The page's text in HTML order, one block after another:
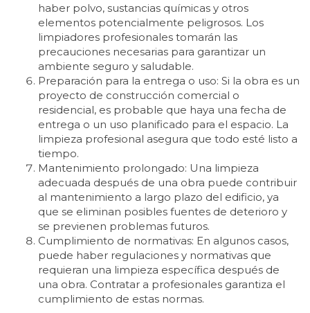
haber polvo, sustancias químicas y otros
elementos potencialmente peligrosos. Los
limpiadores profesionales tomarán las
precauciones necesarias para garantizar un
ambiente seguro y saludable.
Preparación para la entrega o uso: Si la obra es un
proyecto de construcción comercial o
residencial, es probable que haya una fecha de
entrega o un uso planificado para el espacio. La
limpieza profesional asegura que todo esté listo a
tiempo.
Mantenimiento prolongado: Una limpieza
adecuada después de una obra puede contribuir
al mantenimiento a largo plazo del edificio, ya
que se eliminan posibles fuentes de deterioro y
se previenen problemas futuros.
Cumplimiento de normativas: En algunos casos,
puede haber regulaciones y normativas que
requieran una limpieza específica después de
una obra. Contratar a profesionales garantiza el
cumplimiento de estas normas.